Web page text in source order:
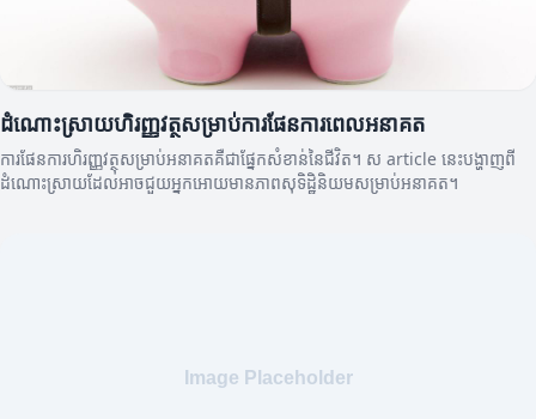
ដំណោះស្រាយហិរញ្ញវត្ថុសម្រាប់ការផែនការពេលអនាគត
ការផែនការហិរញ្ញវត្ថុសម្រាប់អនាគតគឺជាផ្នែកសំខាន់នៃជីវិត។ ស article នេះបង្ហាញពី
ដំណោះស្រាយដែលអាចជួយអ្នកអោយមានភាពសុទិដ្ឋិនិយមសម្រាប់អនាគត។